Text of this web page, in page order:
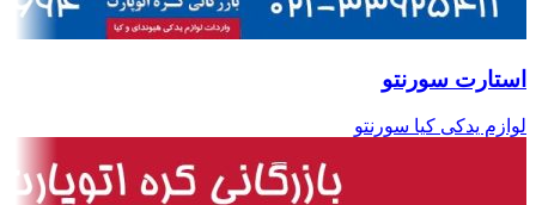
استارت سورنتو
لوازم یدکی کیا سورنتو